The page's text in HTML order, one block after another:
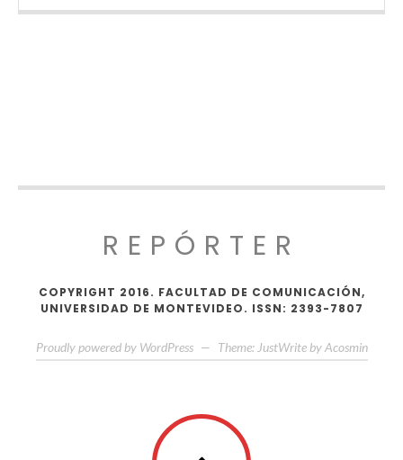
REPÓRTER
COPYRIGHT 2016. FACULTAD DE COMUNICACIÓN,
UNIVERSIDAD DE MONTEVIDEO. ISSN: 2393-7807
Proudly powered by WordPress — Theme: JustWrite by Acosmin